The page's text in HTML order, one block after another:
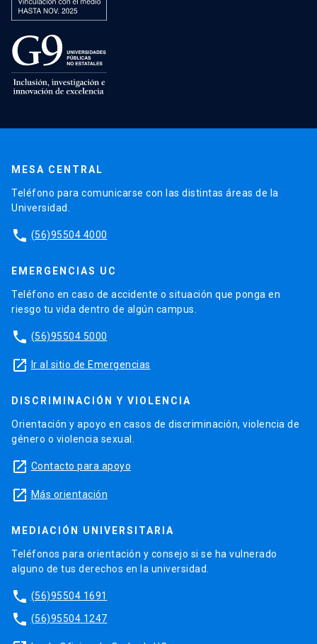
MESA CENTRAL
Teléfono para comunicarse con las distintas áreas de la
Universidad.
phone (56)95504 4000
EMERGENCIAS UC
Teléfono en caso de accidente o situación que ponga en
riesgo tu vida dentro de algún campus.
phone (56)95504 5000
launch Ir al sitio de Emergencias
DISCRIMINACIÓN Y VIOLENCIA
Orientación y apoyo en casos de discriminación, violencia de
género o violencia sexual.
launch Contacto para apoyo
launch Más orientación
MEDIACIÓN UNIVERSITARIA
Teléfonos para orientación y consejo si se ha vulnerado
alguno de tus derechos en la universidad.
phone (56)95504 1691
phone (56)95504 1247